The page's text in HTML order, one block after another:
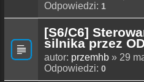
Odpowiedzi: 1
[S6/C6]
silnika przez
autor: przemhb » 29
Odpowiedzi: 0